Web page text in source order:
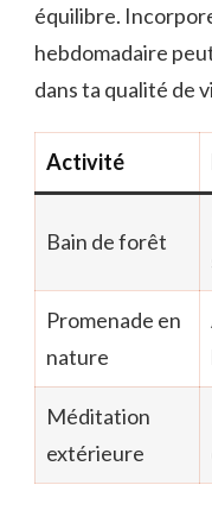
équilibre.
hebdomadaire
dans ta qualité de
Activité
Bain de forêt
Promenade en
nature
Méditation
extérieure